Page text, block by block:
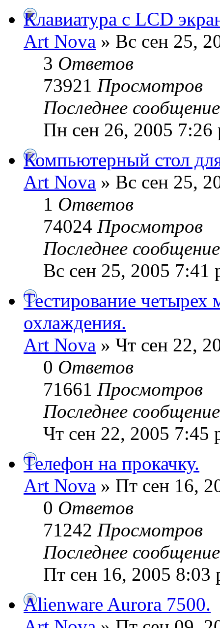
Клавиатура с LCD
Art Nova » Вс сен 25,
3 Ответов
73921 Просмотров
Последнее
Пн сен 26, 2005 7:26
Компьютерный стол
Art Nova » Вс сен 25,
1 Ответов
74024 Просмотров
Последнее
Вс сен 25, 2005 7:41
Тестирование четырех
охлаждения.
Art Nova » Чт сен 22,
0 Ответов
71661 Просмотров
Последнее
Чт сен 22, 2005 7:45
Телефон на прокачку.
Art Nova » Пт сен 16,
0 Ответов
71242 Просмотров
Последнее
Пт сен 16, 2005 8:03
Alienware Aurora 7500.